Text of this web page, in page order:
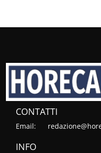
CONTATTI
Email:
INFO